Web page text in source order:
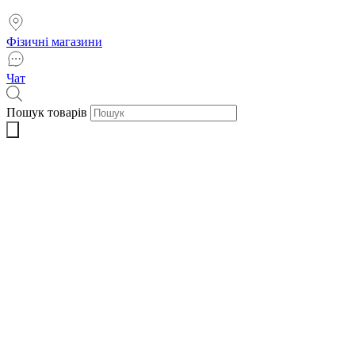
Фізичні магазини
Чат
Пошук товарів